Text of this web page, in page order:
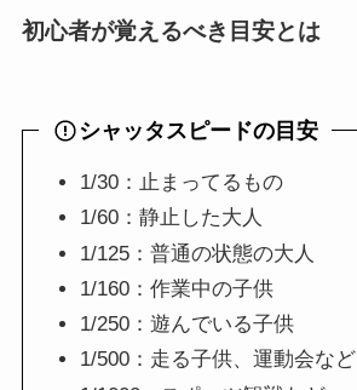
初心者が覚えるべき目安とは
シャッタスピードの目安
1/30：止まってるもの
1/60：静止した大人
1/125：普通の状態の大人
1/160：作業中の子供
1/250：遊んでいる子供
1/500：走る子供、運動会など